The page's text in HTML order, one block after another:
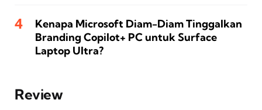
Kenapa Microsoft Diam-Diam Tinggalkan
Branding Copilot+ PC untuk Surface
Laptop Ultra?
Review